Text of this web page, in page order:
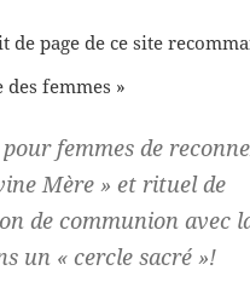
de page de ce site
femmes »
femmes de
Mère » et rituel de
de communion avec
un « cercle sacré »!